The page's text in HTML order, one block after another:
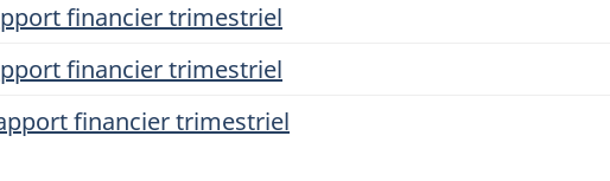
financier trimestriel
financier trimestriel
financier trimestriel